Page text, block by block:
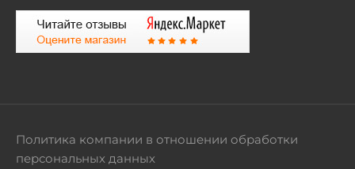
Политика компании в отношении обработки
персональных данных